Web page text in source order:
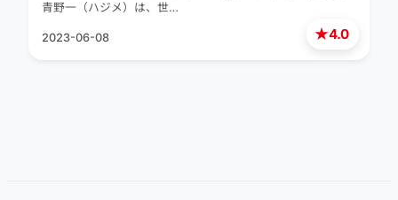
★4.0
青野一（ハジメ）は、世…
2023-06-08